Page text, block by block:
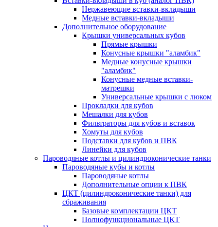
Нержавеющие вставки-вкладыши
Медные вставки-вкладыши
Дополнительное оборудование
Крышки универсальных кубов
Прямые крышки
Конусные крышки "аламбик"
Медные конусные крышки
"аламбик"
Конусные медные вставки-
матрешки
Универсальные крышки с люком
Прокладки для кубов
Мешалки для кубов
Фильтраторы для кубов и вставок
Хомуты для кубов
Подставки для кубов и ПВК
Линейки для кубов
Пароводяные котлы и цилиндроконические танки
Пароводяные кубы и котлы
Пароводяные котлы
Дополнительные опции к ПВК
ЦКТ (цилиндроконические танки) для
сбраживания
Базовые комплектации ЦКТ
Полнофункциональные ЦКТ